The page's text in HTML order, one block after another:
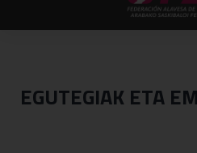
EGUTEGIAK ETA